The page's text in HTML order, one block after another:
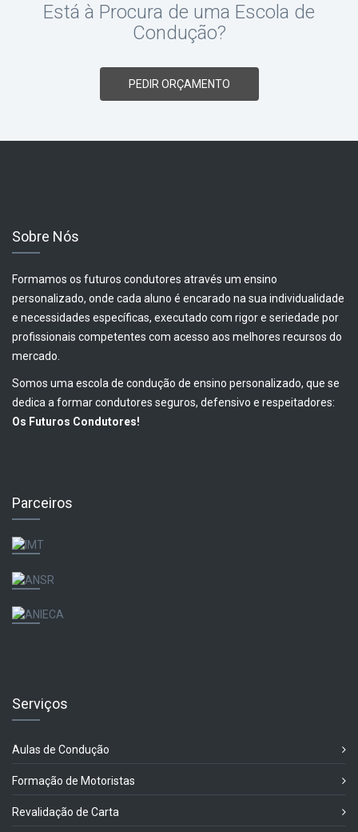
Está à Procura de uma Escola de
Condução?
PEDIR ORÇAMENTO
Sobre Nós
Formamos os futuros condutores através um ensino
personalizado, onde cada aluno é encarado na sua individualidade
e necessidades específicas, executado com rigor e seriedade por
profissionais competentes com acesso aos melhores recursos do
mercado.
Somos uma escola de condução de ensino personalizado, que se
dedica a formar condutores seguros, defensivo e respeitadores:
Os Futuros Condutores!
Parceiros
Serviços
Aulas de Condução
Formação de Motoristas
Revalidação de Carta